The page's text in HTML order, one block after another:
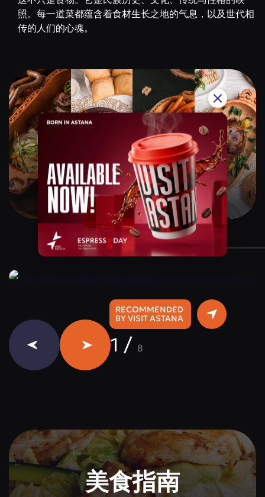
照。每一道菜都蕴含着食材生长之地的气息，以及世代相
传的人们的心魂。
RECOMMENDED
BY VISIT ASTANA
Qazaq Gourmet
$$$$$
Instagram:@qazaq.gourmet
1 / 8
美食指南